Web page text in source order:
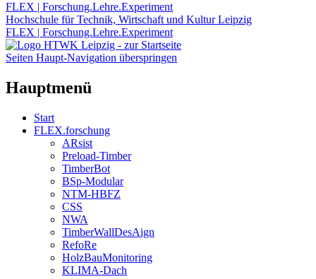
FLEX | Forschung.Lehre.Experiment
Hochschule für Technik, Wirtschaft und Kultur Leipzig
FLEX | Forschung.Lehre.Experiment
Seiten Haupt-Navigation überspringen
Hauptmenü
Start
FLEX.forschung
ARsist
Preload-Timber
TimberBot
BSp-Modular
NTM-HBFZ
CSS
NWA
TimberWallDesAign
RefoRe
HolzBauMonitoring
KLIMA-Dach